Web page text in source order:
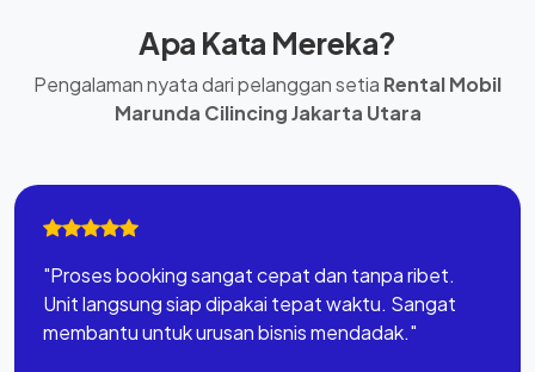
Apa Kata Mereka?
Pengalaman nyata dari pelanggan setia Rental Mobil
Marunda Cilincing Jakarta Utara
"Proses booking sangat cepat dan tanpa ribet.
Unit langsung siap dipakai tepat waktu. Sangat
membantu untuk urusan bisnis mendadak."